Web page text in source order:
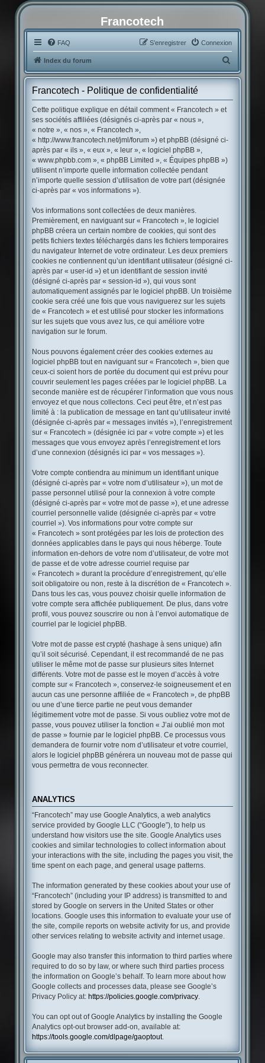
Francotech
FAQ Connexion
S’enregistrer
Index du forum
e
Francotech - Politique de confidentialité
Cette politique explique en détail comment « Francotech » et
ses sociétés affiliées (désignés ci-après par « nous »,
« notre », « nos », « Francotech »,
« http://www.francotech.net/jml/forum ») et phpBB (désigné ci-
après par « ils », « eux », « leur », « logiciel phpBB »,
« www.phpbb.com », « phpBB Limited », « Équipes phpBB »)
utilisent n’importe quelle information collectée pendant
n’importe quelle session d’utilisation de votre part (désignée
ci-après par « vos informations »).
Vos informations sont collectées de deux manières.
Premièrement, en naviguant sur « Francotech », le logiciel
phpBB créera un certain nombre de cookies, qui sont des
petits fichiers textes téléchargés dans les fichiers temporaires
du navigateur Internet de votre ordinateur. Les deux premiers
cookies ne contiennent qu’un identifiant utilisateur (désigné ci-
après par « user-id ») et un identifiant de session invité
(désigné ci-après par « session-id »), qui vous sont
automatiquement assignés par le logiciel phpBB. Un troisième
cookie sera créé une fois que vous naviguerez sur les sujets
de « Francotech » et est utilisé pour stocker les informations
sur les sujets que vous avez lus, ce qui améliore votre
navigation sur le forum.
Nous pouvons également créer des cookies externes au
logiciel phpBB tout en naviguant sur « Francotech », bien que
ceux-ci soient hors de portée du document qui est prévu pour
couvrir seulement les pages créées par le logiciel phpBB. La
seconde manière est de récupérer l’information que vous nous
envoyez et que nous collectons. Ceci peut être, et n’est pas
limité à : la publication de message en tant qu’utilisateur invité
(désignée ci-après par « messages invités »), l’enregistrement
sur « Francotech » (désignée ici par « votre compte ») et les
messages que vous envoyez après l’enregistrement et lors
d’une connexion (désignés ici par « vos messages »).
Votre compte contiendra au minimum un identifiant unique
(désigné ci-après par « votre nom d’utilisateur »), un mot de
passe personnel utilisé pour la connexion à votre compte
(désigné ci-après par « votre mot de passe »), et une adresse
courriel personnelle valide (désignée ci-après par « votre
courriel »). Vos informations pour votre compte sur
« Francotech » sont protégées par les lois de protection des
données applicables dans le pays qui nous héberge. Toute
information en-dehors de votre nom d’utilisateur, de votre mot
de passe et de votre adresse courriel requise par
« Francotech » durant la procédure d’enregistrement, qu’elle
soit obligatoire ou non, reste à la discrétion de « Francotech ».
Dans tous les cas, vous pouvez choisir quelle information de
votre compte sera affichée publiquement. De plus, dans votre
profil, vous pouvez souscrire ou non à l’envoi automatique de
courriel par le logiciel phpBB.
Votre mot de passe est crypté (hashage à sens unique) afin
qu’il soit sécurisé. Cependant, il est recommandé de ne pas
utiliser le même mot de passe sur plusieurs sites Internet
différents. Votre mot de passe est le moyen d’accès à votre
compte sur « Francotech », conservez-le soigneusement et en
aucun cas une personne affiliée de « Francotech », de phpBB
ou une d’une tierce partie ne peut vous demander
légitimement votre mot de passe. Si vous oubliez votre mot de
passe, vous pouvez utiliser la fonction « J’ai oublié mon mot
de passe » fournie par le logiciel phpBB. Ce processus vous
demandera de fournir votre nom d’utilisateur et votre courriel,
alors le logiciel phpBB générera un nouveau mot de passe qui
vous permettra de vous reconnecter.
ANALYTICS
“Francotech” may use Google Analytics, a web analytics
service provided by Google LLC (“Google”), to help us
understand how visitors use the site. Google Analytics uses
cookies and similar technologies to collect information about
your interactions with the site, including the pages you visit, the
time spent on each page, and general usage patterns.
The information generated by these cookies about your use of
“Francotech” (including your IP address) is transmitted to and
stored by Google on servers in the United States or other
locations. Google uses this information to evaluate your use of
the site, compile reports on website activity for us, and provide
other services relating to website activity and internet usage.
Google may also transfer this information to third parties where
required to do so by law, or where such third parties process
the information on Google’s behalf. To learn more about how
Google collects and processes data, please see Google’s
Privacy Policy at: https://policies.google.com/privacy.
You can opt out of Google Analytics by installing the Google
Analytics opt-out browser add-on, available at:
https://tools.google.com/dlpage/gaoptout.